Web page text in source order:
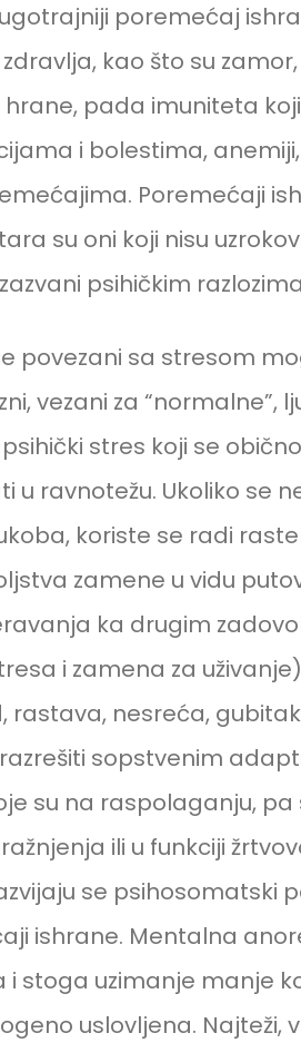
poremećaj
kao što su
hrane, pada imuniteta
i bolestima,
Poremećaji
su oni koji nisu
psihičkim
povezani sa stresom
vezani za “normalne”,
psihički stres koji se
u ravnotežu. Ukoliko se
koriste se radi
zamene u vidu
ka drugim
i zamena za
rastava, nesreća,
sopstvenim
su na raspolaganju, pa
ili u funkciji
se psihosomatski
ishrane. Mentalna
stoga uzimanje manje
uslovljena. Najteži,